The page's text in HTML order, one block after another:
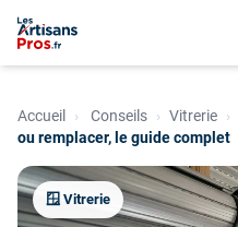
Accueil › Conseils › Vitrerie ›
ou remplacer, le guide complet
🪟 Vitrerie